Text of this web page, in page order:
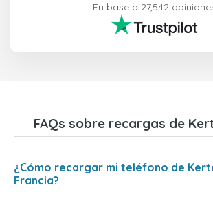
En base a 27,542
FAQs sobre recargas de
¿Cómo recargar mi teléfono de
Francia?